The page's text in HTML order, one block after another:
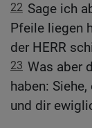
22 Sage ich
Pfeile liegen
der HERR
23 Was aber
haben:
und dir